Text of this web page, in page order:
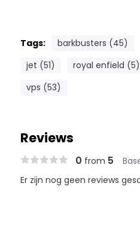
Tags: barkbusters (45)
jet (51)
royal enfield (5)
vps (53)
Reviews
0 from 5
Er zijn nog geen reviews